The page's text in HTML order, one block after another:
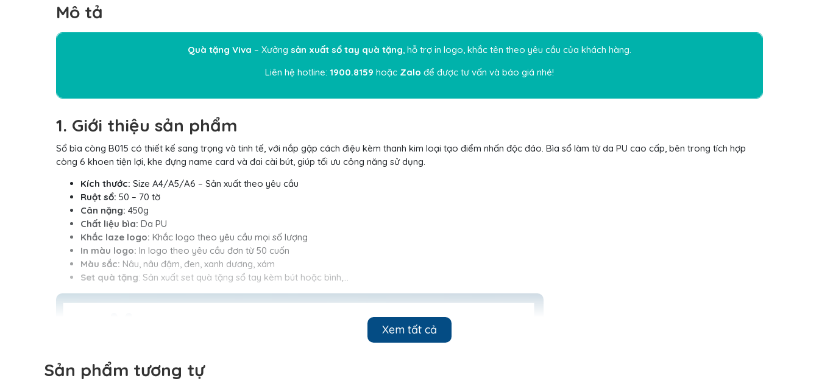
Mô tả
Quà tặng Viva – Xưởng sản xuất sổ tay quà tặng, hỗ trợ in logo, khắc tên theo yêu cầu của khách hàng.
Liên hệ hotline: 1900.8159 hoặc Zalo để được tư vấn và báo giá nhé!
1. Giới thiệu sản phẩm
Sổ bìa còng B015 có thiết kế sang trọng và tinh tế, với nắp gập cách điệu kèm thanh kim loại tạo điểm nhấn độc đáo. Bìa sổ làm từ da PU cao cấp, bên trong tích hợp
còng 6 khoen tiện lợi, khe đựng name card và đai cài bút, giúp tối ưu công năng sử dụng.
Kích thước: Size A4/A5/A6 – Sản xuất theo yêu cầu
Ruột sổ: 50 – 70 tờ
Cân nặng: 450g
Chất liệu bìa: Da PU
Khắc laze logo: Khắc logo theo yêu cầu mọi số lượng
In màu logo: In logo theo yêu cầu đơn từ 50 cuốn
Màu sắc: Nâu, nâu đậm, đen, xanh dương, xám
Set quà tặng: Sản xuất set quà tặng sổ tay kèm bút hoặc bình,…
Xem tất cả
Sản phẩm tương tự